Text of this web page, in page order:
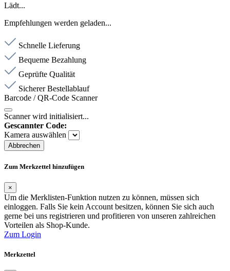
Lädt...
Empfehlungen werden geladen...
Schnelle Lieferung
Bequeme Bezahlung
Geprüfte Qualität
Sicherer Bestellablauf
Barcode / QR-Code Scanner
Scanner wird initialisiert...
Gescannter Code:
Kamera auswählen
Abbrechen
Zum Merkzettel hinzufügen
×
Um die Merklisten-Funktion nutzen zu können, müssen sich
einloggen. Falls Sie kein Account besitzen, können Sie sich auch
gerne bei uns registrieren und profitieren von unseren zahlreichen
Vorteilen als Shop-Kunde.
Zum Login
Merkzettel